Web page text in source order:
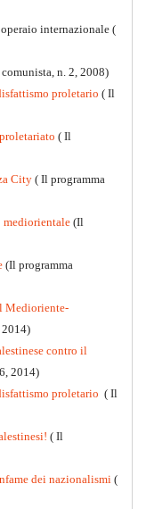
internazionale (
n. 2, 2008)
proletario ( Il
( Il
City ( Il programma
mediorientale (Il
(Il programma
Medioriente-
2014)
contro il
2014)
proletario ( Il
( Il
dei nazionalismi (